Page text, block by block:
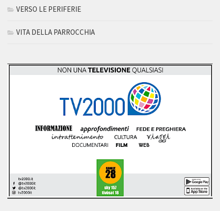
VERSO LE PERIFERIE
VITA DELLA PARROCCHIA